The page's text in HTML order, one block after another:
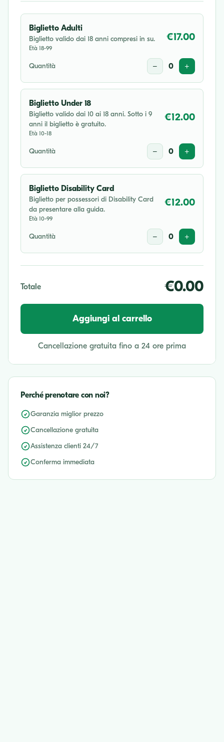
Biglietto Adulti
Biglietto valido dai 18 anni compresi in su.
Età 18-99
€17.00
Quantità − 0 +
Biglietto Under 18
Biglietto valido dai 10 ai 18 anni. Sotto i 9
anni il biglietto è gratuito.
Età 10-18
€12.00
Quantità − 0 +
Biglietto Disability Card
Biglietto per possessori di Disability Card
da presentare alla guida.
Età 10-99
€12.00
Quantità − 0 +
Totale €0.00
Aggiungi al carrello
Cancellazione gratuita fino a 24 ore prima
Perché prenotare con noi?
Garanzia miglior prezzo
Cancellazione gratuita
Assistenza clienti 24/7
Conferma immediata